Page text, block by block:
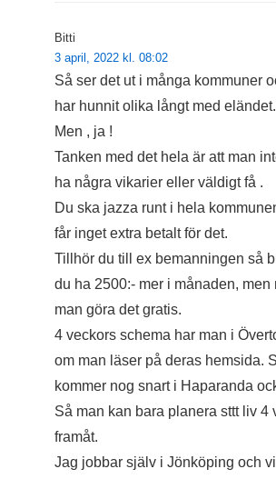
Bitti
3 april, 2022 kl. 08:02
Så ser det ut i många kommuner
har hunnit olika långt med eländet.
Men , ja !
Tanken med det hela är att man
ha några vikarier eller väldigt få .
Du ska jazza runt i hela
får inget extra betalt för det.
Tillhör du till ex bemanningen så
du ha 2500:- mer i månaden, men
man göra det gratis.
4 veckors schema har man i
om man läser på deras hemsida.
kommer nog snart i Haparanda
Så man kan bara planera sttt liv 4
framåt.
Jag jobbar själv i Jönköping och